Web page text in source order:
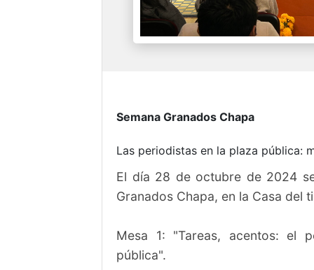
Semana Granados Chapa
Las periodistas en la plaza pública:
El día 28 de octubre de 2024
Granados Chapa, en la Casa del
Mesa 1: "Tareas, acentos: el
pública".